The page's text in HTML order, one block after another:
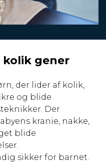
gener
der lider af kolik,
og blide
Der
kranie, nakke,
blide
sikker for barnet.